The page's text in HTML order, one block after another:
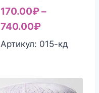
170.00₽–
740.00₽
Артикул: 015-кд